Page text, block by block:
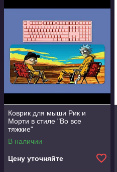
Коврик для мыши Рик и
Морти в стиле "Во все
тяжкие"
В наличии
Цену уточняйте